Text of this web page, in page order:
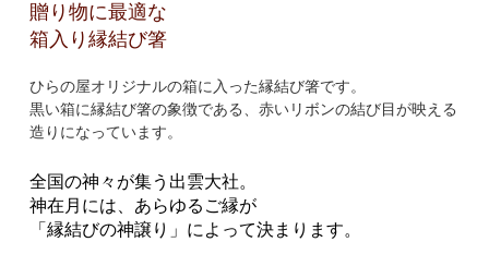
贈り物に最適な
箱入り縁結び箸
ひらの屋オリジナルの箱に入った縁結び箸です。
黒い箱に縁結び箸の象徴である、赤いリボンの結び目が映える
造りになっています。
全国の神々が集う出雲大社。
神在月には、あらゆるご縁が
「縁結びの神譲り」によって決まります。